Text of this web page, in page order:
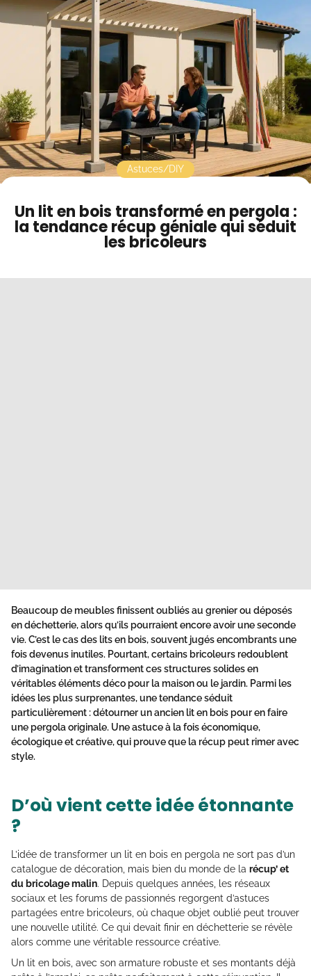
Contact
Mode sombre
Un lit en bois transformé en pergola :
la tendance récup géniale qui séduit
les bricoleurs
Astuces/DIY
Beaucoup de meubles finissent oubliés au grenier ou déposés
en déchetterie, alors qu’ils pourraient encore avoir une seconde
vie. C’est le cas des lits en bois, souvent jugés encombrants une
fois devenus inutiles. Pourtant, certains bricoleurs redoublent
d’imagination et transforment ces structures solides en
véritables éléments déco pour la maison ou le jardin. Parmi les
idées les plus surprenantes, une tendance séduit
particulièrement : détourner unancien lit en bois pour en faire
une pergola originale. Une astuce à la fois économique,
écologique et créative, qui prouve que la récup peut rimer avec
style.
D’où vient cette idée étonnante
?
L’idée de transformer un lit en bois en pergola ne sort pas d’un
catalogue de décoration, mais bien du monde de la récup’ et
du bricolage malin. Depuis quelques années, les réseaux
sociaux et les forums de passionnés regorgent d’astuces
partagées entre bricoleurs, où chaque objet oublié peut trouver
une nouvelle utilité. Ce qui devait finir en déchetterie se révèle
alors comme une véritable ressource créative.
Un lit en bois, avec son armature robuste et ses montants déjà